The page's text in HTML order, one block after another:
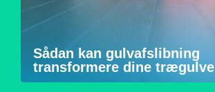
Sådan kan gulvafslibning
transformere dine trægulve